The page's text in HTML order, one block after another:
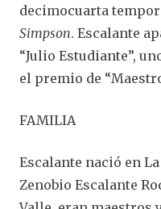
decimocuarta
Simpson. Escalante
“Julio Estudiante”,
el premio de
FAMILIA
Escalante nació en
Zenobio Escalante